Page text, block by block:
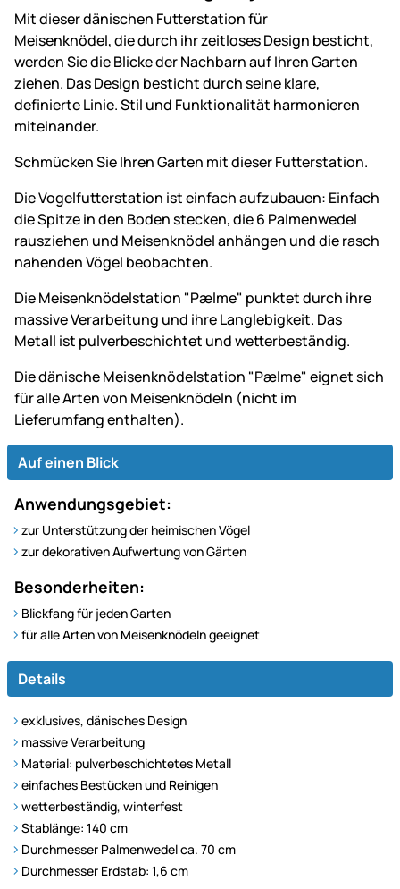
Mit dieser dänischen Futterstation für
Meisenknödel, die durch ihr zeitloses Design besticht,
werden Sie die Blicke der Nachbarn auf Ihren Garten
ziehen. Das Design besticht durch seine klare,
definierte Linie. Stil und Funktionalität harmonieren
miteinander.
Schmücken Sie Ihren Garten mit dieser Futterstation.
Die Vogelfutterstation ist einfach aufzubauen: Einfach
die Spitze in den Boden stecken, die 6 Palmenwedel
rausziehen und Meisenknödel anhängen und die rasch
nahenden Vögel beobachten.
Die Meisenknödelstation "Pælme" punktet durch ihre
massive Verarbeitung und ihre Langlebigkeit. Das
Metall ist pulverbeschichtet und wetterbeständig.
Die dänische Meisenknödelstation "Pælme" eignet sich
für alle Arten von Meisenknödeln (nicht im
Lieferumfang enthalten).
Auf einen Blick
Anwendungsgebiet:
zur Unterstützung der heimischen Vögel
zur dekorativen Aufwertung von Gärten
Besonderheiten:
Blickfang für jeden Garten
für alle Arten von Meisenknödeln geeignet
Details
exklusives, dänisches Design
massive Verarbeitung
Material: pulverbeschichtetes Metall
einfaches Bestücken und Reinigen
wetterbeständig, winterfest
Stablänge: 140 cm
Durchmesser Palmenwedel ca. 70 cm
Durchmesser Erdstab: 1,6 cm